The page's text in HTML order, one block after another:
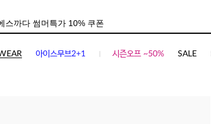
아이스무브2+1 시즌오프 ~50% SALE
사이즈